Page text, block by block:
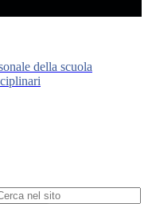
della scuola